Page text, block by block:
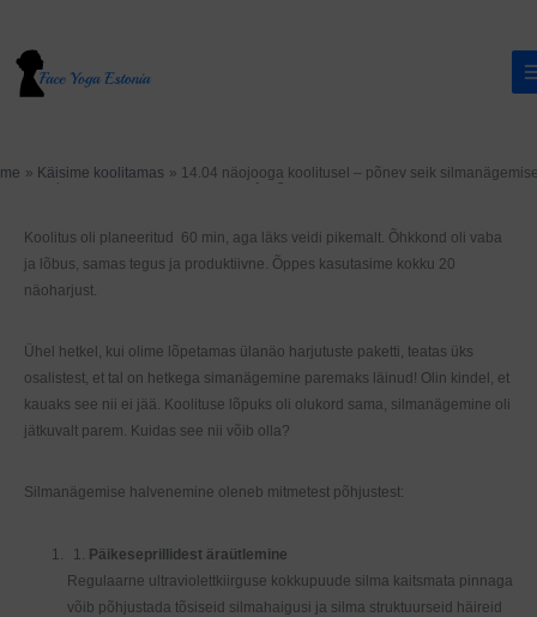
content
Käisime koolitamas 14.04 näojooga koolitusel – põnev seik
14. aprillil kutsuti mind Tartusse näojooga koolitust läbi viima.
Koolitus oli planeeritud 60 min, aga läks veidi pikemalt. Õhkkond oli vaba
ja lõbus, samas tegus ja produktiivne. Õppes kasutasime kokku 20
näoharjust.
Ühel hetkel, kui olime lõpetamas ülanäo harjutuste paketti, teatas üks
osalistest, et tal on hetkega simanägemine paremaks läinud! Olin kindel, et
kauaks see nii ei jää. Koolituse lõpuks oli olukord sama, silmanägemine oli
jätkuvalt parem. Kuidas see nii võib olla?
Silmanägemise halvenemine oleneb mitmetest põhjustest:
Päikeseprillidest äraütlemine
Regulaarne ultraviolettkiirguse kokkupuude silma kaitsmata pinnaga
võib põhjustada tõsiseid silmahaigusi ja silma struktuurseid häireid